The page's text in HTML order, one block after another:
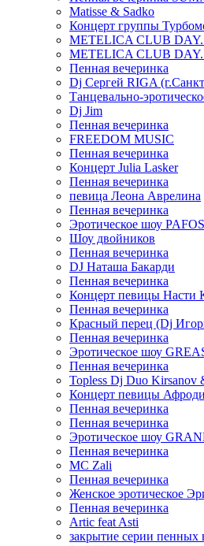
Matisse & Sadko
Концерт группы
METELICA CLUB
METELICA CLUB
Пенная вечеринка
Dj Сергей RIGA
Танцевально-
Dj Jim
Пенная вечеринка
FREEDOM MUSIC
Пенная вечеринка
Концерт Julia Lasker
Пенная вечеринка
певица Леона Аврелина
Пенная вечеринка
Эротическое шоу PAFOS
Шоу двойников
Пенная вечеринка
DJ Наташа Бакарди
Пенная вечеринка
Концерт певицы Насти
Пенная вечеринка
Красный перец (Dj
Пенная вечеринка
Эротическое шоу
Пенная вечеринка
Topless Dj Duo Kirsanov
Концерт певицы
Пенная вечеринка
Пенная вечеринка
Эротическое шоу
Пенная вечеринка
MC Zali
Пенная вечеринка
Женское эротическое
Пенная вечеринка
Artic feat Asti
закрытие серии пенных